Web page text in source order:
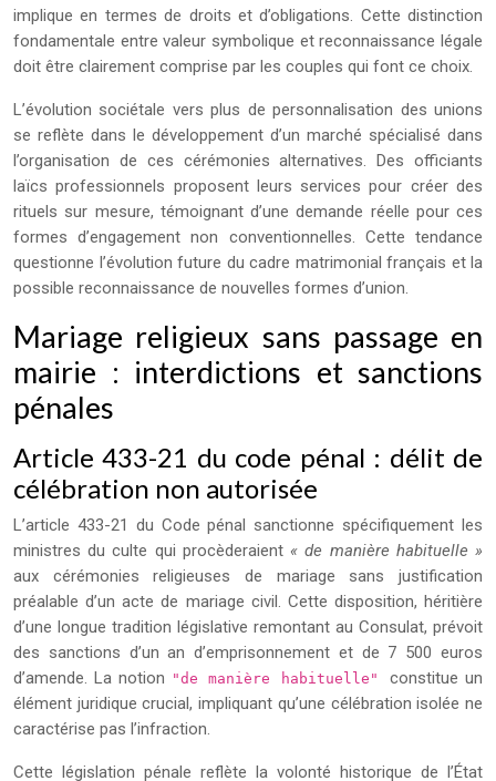
implique en termes de droits et d’obligations. Cette distinction
fondamentale entre valeur symbolique et reconnaissance légale
doit être clairement comprise par les couples qui font ce choix.
L’évolution sociétale vers plus de personnalisation des unions
se reflète dans le développement d’un marché spécialisé dans
l’organisation de ces cérémonies alternatives. Des officiants
laïcs professionnels proposent leurs services pour créer des
rituels sur mesure, témoignant d’une demande réelle pour ces
formes d’engagement non conventionnelles. Cette tendance
questionne l’évolution future du cadre matrimonial français et la
possible reconnaissance de nouvelles formes d’union.
Mariage religieux sans passage en
mairie : interdictions et sanctions
pénales
Article 433-21 du code pénal : délit de
célébration non autorisée
L’article 433-21 du Code pénal sanctionne spécifiquement les
ministres du culte qui procèderaient « de manière habituelle »
aux cérémonies religieuses de mariage sans justification
préalable d’un acte de mariage civil. Cette disposition, héritière
d’une longue tradition législative remontant au Consulat, prévoit
des sanctions d’un an d’emprisonnement et de 7 500 euros
d’amende. La notion "de manière habituelle"constitue un
élément juridique crucial, impliquant qu’une célébration isolée ne
caractérise pas l’infraction.
Cette législation pénale reflète la volonté historique de l’État